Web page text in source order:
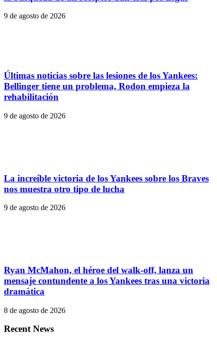
9 de agosto de 2026
Últimas noticias sobre las lesiones de los Yankees:
Bellinger tiene un problema, Rodon empieza la
rehabilitación
9 de agosto de 2026
La increíble victoria de los Yankees sobre los Braves
nos muestra otro tipo de lucha
9 de agosto de 2026
Ryan McMahon, el héroe del walk-off, lanza un
mensaje contundente a los Yankees tras una victoria
dramática
8 de agosto de 2026
Recent News